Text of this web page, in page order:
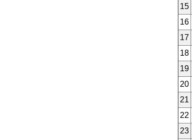
15
16
17
18
19
20
21
22
23